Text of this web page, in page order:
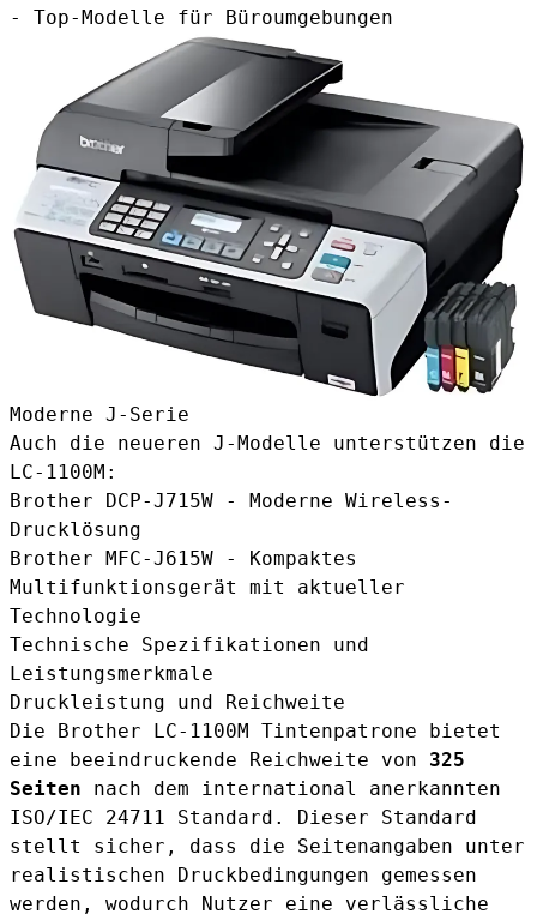
- Top-Modelle für Büroumgebungen
Moderne J-Serie
Auch die neueren J-Modelle unterstützen die
LC-1100M:
Brother DCP-J715W - Moderne Wireless-
Drucklösung
Brother MFC-J615W - Kompaktes
Multifunktionsgerät mit aktueller
Technologie
Technische Spezifikationen und
Leistungsmerkmale
Druckleistung und Reichweite
Die Brother LC-1100M Tintenpatrone bietet
eine beeindruckende Reichweite von 325
Seiten nach dem international anerkannten
ISO/IEC 24711 Standard. Dieser Standard
stellt sicher, dass die Seitenangaben unter
realistischen Druckbedingungen gemessen
werden, wodurch Nutzer eine verlässliche